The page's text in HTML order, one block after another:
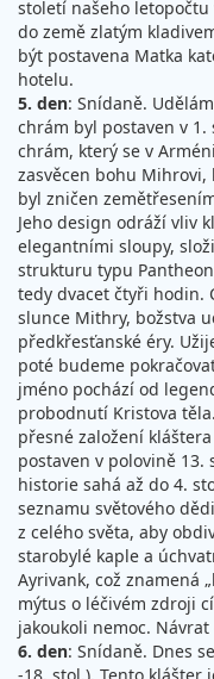
století našeho
do země zlatým
být postavena Matka
hotelu.
5. den: Snídaně.
chrám byl postaven v
chrám, který se v
zasvěcen bohu Mihrovi,
byl zničen
Jeho design odráží vliv
elegantními sloupy,
strukturu typu
tedy dvacet čtyři hodin.
slunce Mithry, božstva
předkřesťanské éry.
poté budeme
jméno pochází od
probodnutí Kristova
přesné založení
postaven v polovině
historie sahá až do 4.
seznamu světového
z celého světa, aby
starobylé kaple a
Ayrivank, což znamená
mýtus o léčivém zdroji
jakoukoli nemoc.
6. den: Snídaně. Dnes